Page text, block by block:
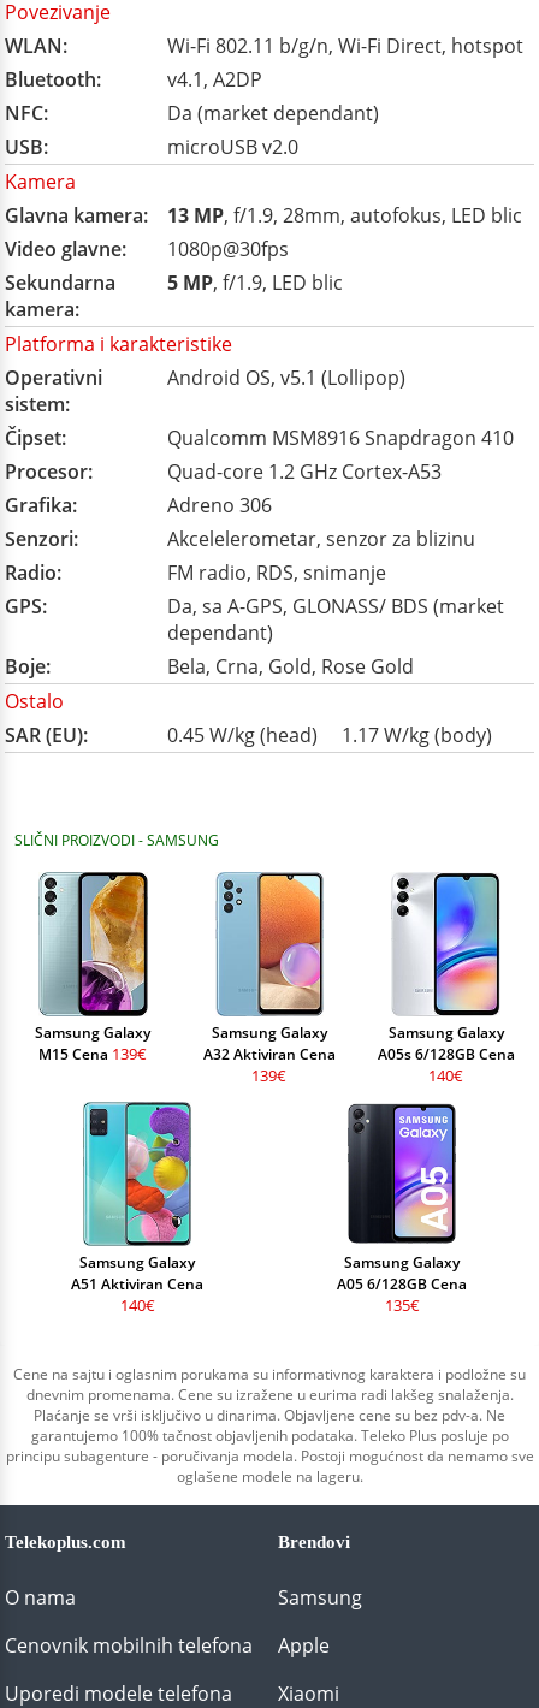
Povezivanje
WLAN:
Wi-Fi 802.11 b/g/n, Wi-Fi Direct, hotspot
Bluetooth:
v4.1, A2DP
NFC:
Da (market dependant)
USB:
microUSB v2.0
Kamera
Glavna kamera:
13 MP, f/1.9, 28mm, autofokus, LED blic
Video glavne:
1080p@30fps
Sekundarna
kamera:
5 MP, f/1.9, LED blic
Platforma i karakteristike
Operativni
sistem:
Android OS, v5.1 (Lollipop)
Čipset:
Qualcomm MSM8916 Snapdragon 410
Procesor:
Quad-core 1.2 GHz Cortex-A53
Grafika:
Adreno 306
Senzori:
Akcelelerometar, senzor za blizinu
Radio:
FM radio, RDS, snimanje
GPS:
Da, sa A-GPS, GLONASS/ BDS (market
dependant)
Boje:
Bela, Crna, Gold, Rose Gold
Ostalo
SAR (EU):
0.45 W/kg (head) 1.17 W/kg (body)
SLIČNI PROIZVODI - SAMSUNG
Samsung Galaxy
M15 Cena 139€
Samsung Galaxy
A32 Aktiviran Cena
139€
Samsung Galaxy
A05s 6/128GB Cena
140€
Samsung Galaxy
A51 Aktiviran Cena
140€
Samsung Galaxy
A05 6/128GB Cena
135€
Cene na sajtu i oglasnim porukama su informativnog karaktera i podložne su
dnevnim promenama. Cene su izražene u eurima radi lakšeg snalaženja.
Plaćanje se vrši isključivo u dinarima. Objavljene cene su bez pdv-a. Ne
garantujemo 100% tačnost objavljenih podataka. Teleko Plus posluje po
principu subagenture - poručivanja modela. Postoji mogućnost da nemamo sve
oglašene modele na lageru.
Telekoplus.com
O nama
Cenovnik mobilnih telefona
Uporedi modele telefona
Brendovi
Samsung
Apple
Xiaomi